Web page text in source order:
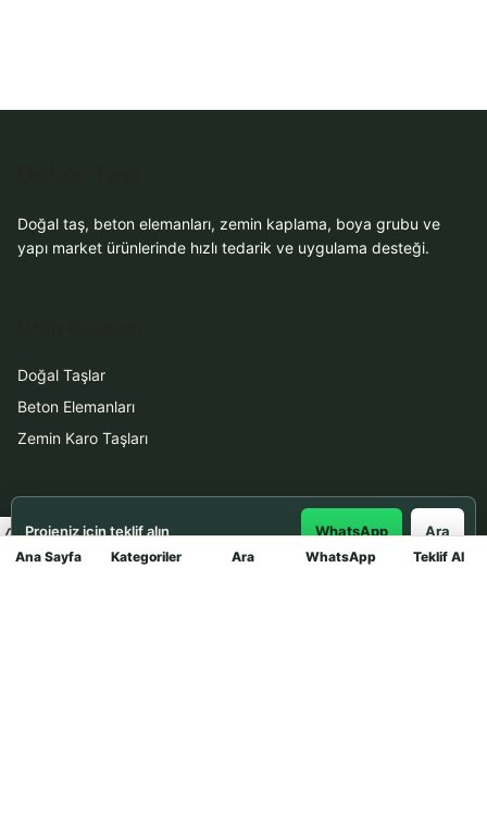
Ana Sayfa Kategoriler Ara WhatsApp Teklif Al
Doğal taş, beton elemanları, zemin kaplama, boya grubu ve
yapı market ürünlerinde hızlı tedarik ve uygulama desteği.
Doğal Taşlar
Beton Elemanları
Zemin Karo Taşları
Hizmetler
Uygulama
Projeniz için teklif alın WhatsApp Ara